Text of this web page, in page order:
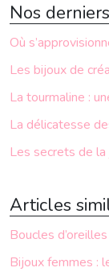
Nos
Où
Les bijoux de
La tourmaline :
La délicatesse
Les secrets de la
Articles
Boucles
Bijoux femmes :